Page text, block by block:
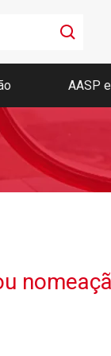
AASP
de Códigos de
da AASP
AASP